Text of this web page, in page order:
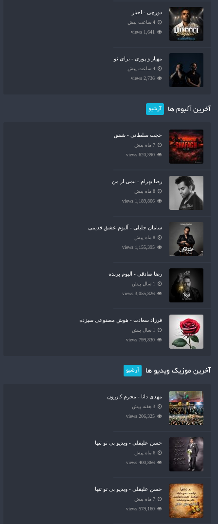
دورچی - اجبار
4 ساعت پیش
1,641 views
مهیار و پوری - برای تو
4 ساعت پیش
2,736 views
آخرین آلبوم ها آرشیو
حجت سلطانی - شفق
7 ماه پیش
620,390 views
رضا بهرام - نیمی از من
8 ماه پیش
1,189,866 views
سامان جلیلی - آلبوم عشق قدیمی
8 ماه پیش
1,155,395 views
رضا صادقی - آلبوم برنده
1 سال پیش
3,055,826 views
فرزاد سعادت - هوش مصنوعی سیزده
1 سال پیش
799,830 views
آخرین موزیک ویدیو ها آرشیو
مهدی دانا - محرم کازرون
3 هفته پیش
206,325 views
حسن علیقلی - ویدیو بی تو تنها
6 ماه پیش
400,866 views
حسن علیقلی - ویدیو بی تو تنها
7 ماه پیش
579,160 views